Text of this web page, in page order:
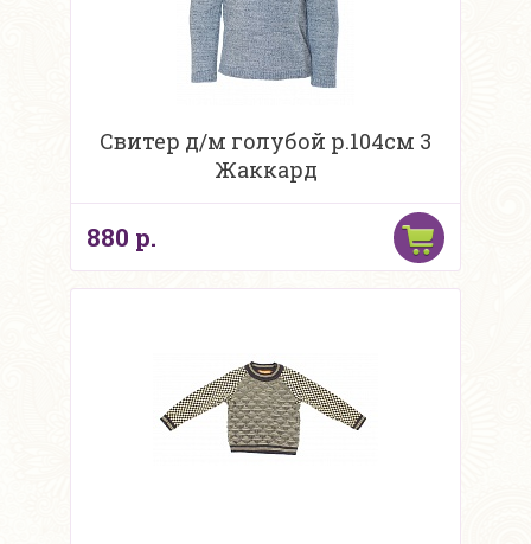
Свитер д/м голубой р.104см 3
Жаккард
880 р.